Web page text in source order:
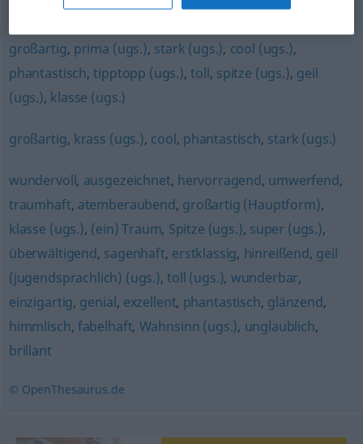
großartig, prima (ugs.), stark (ugs.), cool (ugs.),
phantastisch,tipptopp (ugs.),toll, spitze (ugs.), geil
(ugs.), klasse (ugs.)
großartig, krass (ugs.), cool, phantastisch, stark (ugs.)
wundervoll, ausgezeichnet, hervorragend, umwerfend,
traumhaft, atemberaubend, großartig (Hauptform),
klasse (ugs.), (ein) Traum, Spitze (ugs.), super (ugs.),
überwältigend, sagenhaft, erstklassig, hinreißend, geil
(jugendsprachlich) (ugs.),toll (ugs.), wunderbar,
einzigartig, genial, exzellent, phantastisch, glänzend,
himmlisch, fabelhaft, Wahnsinn (ugs.), unglaublich,
brillant
© OpenThesaurus.de